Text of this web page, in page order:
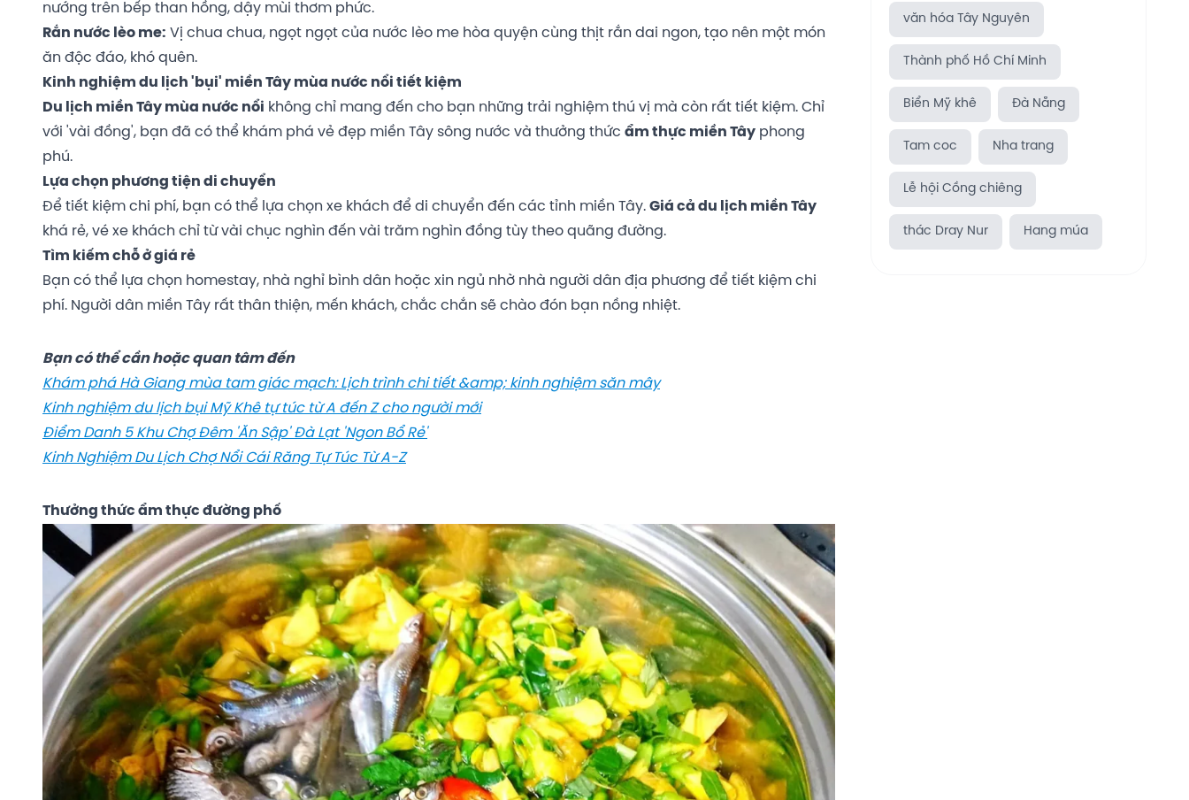
nướng trên bếp than hồng, dậy mùi thơm phức.
Rắn nước lèo me: Vị chua chua, ngọt ngọt của nước lèo me hòa quyện cùng thịt rắn dai ngon, tạo nên một món
ăn độc đáo, khó quên.
Kinh nghiệm du lịch 'bụi' miền Tây mùa nước nổi tiết kiệm
Du lịch miền Tây mùa nước nổi không chỉ mang đến cho bạn những trải nghiệm thú vị mà còn rất tiết kiệm. Chỉ
với 'vài đồng', bạn đã có thể khám phá vẻ đẹp miền Tây sông nước và thưởng thức ẩm thực miền Tây phong
phú.
Lựa chọn phương tiện di chuyển
Để tiết kiệm chi phí, bạn có thể lựa chọn xe khách để di chuyển đến các tỉnh miền Tây. Giá cả du lịch miền Tây
khá rẻ, vé xe khách chỉ từ vài chục nghìn đến vài trăm nghìn đồng tùy theo quãng đường.
Tìm kiếm chỗ ở giá rẻ
Bạn có thể lựa chọn homestay, nhà nghỉ bình dân hoặc xin ngủ nhờ nhà người dân địa phương để tiết kiệm chi
phí. Người dân miền Tây rất thân thiện, mến khách, chắc chắn sẽ chào đón bạn nồng nhiệt.
Bạn có thể cần hoặc quan tâm đến
Khám phá Hà Giang mùa tam giác mạch: Lịch trình chi tiết &amp; kinh nghiệm săn mây
Kinh nghiệm du lịch bụi Mỹ Khê tự túc từ A đến Z cho người mới
Điểm Danh 5 Khu Chợ Đêm 'Ăn Sập' Đà Lạt 'Ngon Bổ Rẻ'
Kinh Nghiệm Du Lịch Chợ Nổi Cái Răng Tự Túc Từ A-Z
Thưởng thức ẩm thực đường phố
văn hóa Tây Nguyên
Thành phố Hồ Chí Minh
Biển Mỹ khê Đà Nẵng
Tam coc Nha trang
Lễ hội Cồng chiêng
thác Dray Nur Hang múa